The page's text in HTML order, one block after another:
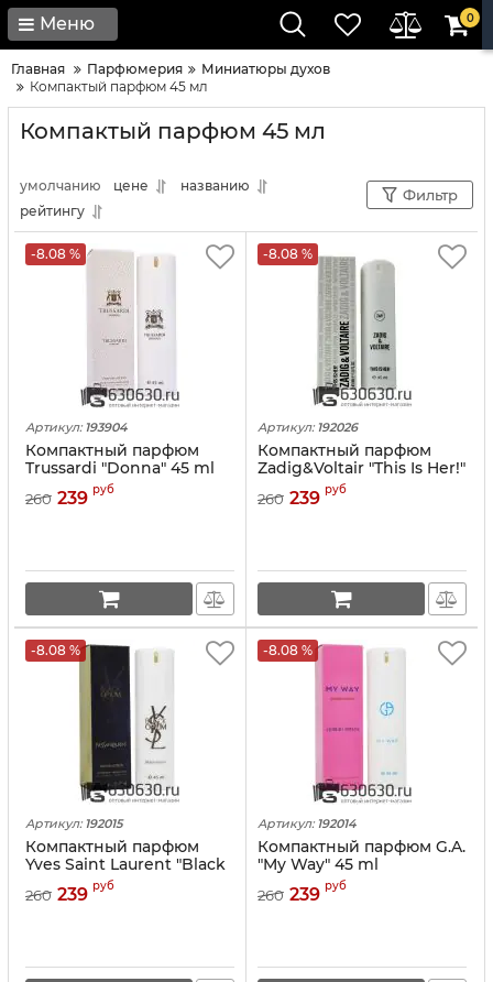
Меню 0
Главная Парфюмерия
Миниатюры духов
Компактый парфюм 45 мл
Компактый парфюм 45 мл
умолчанию цене
названию
рейтингу
Фильтр
-8.08 %
Артикул: 193904
Компактный парфюм
Trussardi "Donna" 45 ml
260 239 руб
-8.08 %
Артикул: 192026
Компактный парфюм
Zadig&Voltair "This Is Her!"
260 239 руб
-8.08 %
Артикул: 192015
Компактный парфюм
Yves Saint Laurent "Black
Opium" 45 ml
260 239 руб
-8.08 %
Артикул: 192014
Компактный парфюм G.A.
"My Way" 45 ml
260 239 руб